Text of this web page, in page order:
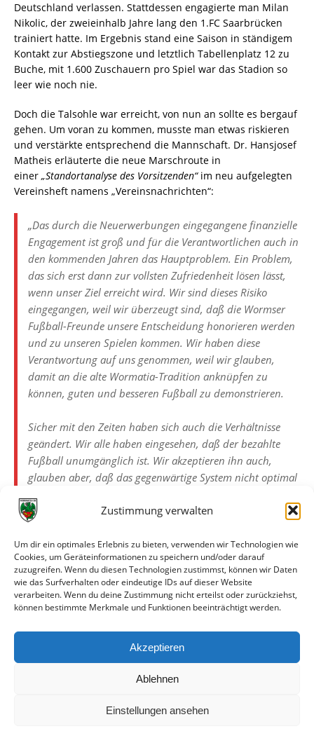
Zustimmung verwalten
Um dir ein optimales Erlebnis zu bieten, verwenden wir Technologien wie
Cookies, um Geräteinformationen zu speichern und/oder darauf
zuzugreifen. Wenn du diesen Technologien zustimmst, können wir Daten
wie das Surfverhalten oder eindeutige IDs auf dieser Website
verarbeiten. Wenn du deine Zustimmung nicht erteilst oder zurückziehst,
können bestimmte Merkmale und Funktionen beeinträchtigt werden.
Akzeptieren
Ablehnen
Einstellungen ansehen
Deutschland verlassen. Stattdessen engagierte man Milan
Nikolic, der zweieinhalb Jahre lang den 1.FC Saarbrücken
trainiert hatte. Im Ergebnis stand eine Saison in ständigem
Kontakt zur Abstiegszone und letztlich Tabellenplatz 12 zu
Buche, mit 1.600 Zuschauern pro Spiel war das Stadion so
leer wie noch nie.
Doch die Talsohle war erreicht, von nun an sollte es bergauf
gehen. Um voran zu kommen, musste man etwas riskieren
und verstärkte entsprechend die Mannschaft. Dr. Hansjosef
Matheis erläuterte die neue Marschroute in
einer „Standortanalyse des Vorsitzenden“im neu aufgelegten
Vereinsheft namens „Vereinsnachrichten“:
„Das durch die Neuerwerbungen eingegangene finanzielle
Engagement ist groß und für die Verantwortlichen auch in
den kommenden Jahren das Hauptproblem. Ein Problem,
das sich erst dann zur vollsten Zufriedenheit lösen lässt,
wenn unser Ziel erreicht wird. Wir sind dieses Risiko
eingegangen, weil wir überzeugt sind, daß die Wormser
Fußball-Freunde unsere Entscheidung honorieren werden
und zu unseren Spielen kommen. Wir haben diese
Verantwortung auf uns genommen, weil wir glauben,
damit an die alte Wormatia-Tradition anknüpfen zu
können, guten und besseren Fußball zu demonstrieren.
Sicher mit den Zeiten haben sich auch die Verhältnisse
geändert. Wir alle haben eingesehen, daß der bezahlte
Fußball unumgänglich ist. Wir akzeptieren ihn auch,
glauben aber, daß das gegenwärtige System nicht optimal
die Leistungsunterschiede der Bundesliga zur Regionalliga
Für uns ergibt sich die Konsequenz, aus der gegenwärtigen
Situation das Bestmögliche zu machen. Dem
ausgezeichneten Image, das wir trotz der nicht gerade
hervorragenden Ergebnisse der letzten Jahre noch haben,
durch sportliche Erfolge gerecht zu werden. Die Zeichen
sind gesetzt. Nun heißt es handeln.“
Vereinsnachrichten Nr. 1/1971, S. 1f